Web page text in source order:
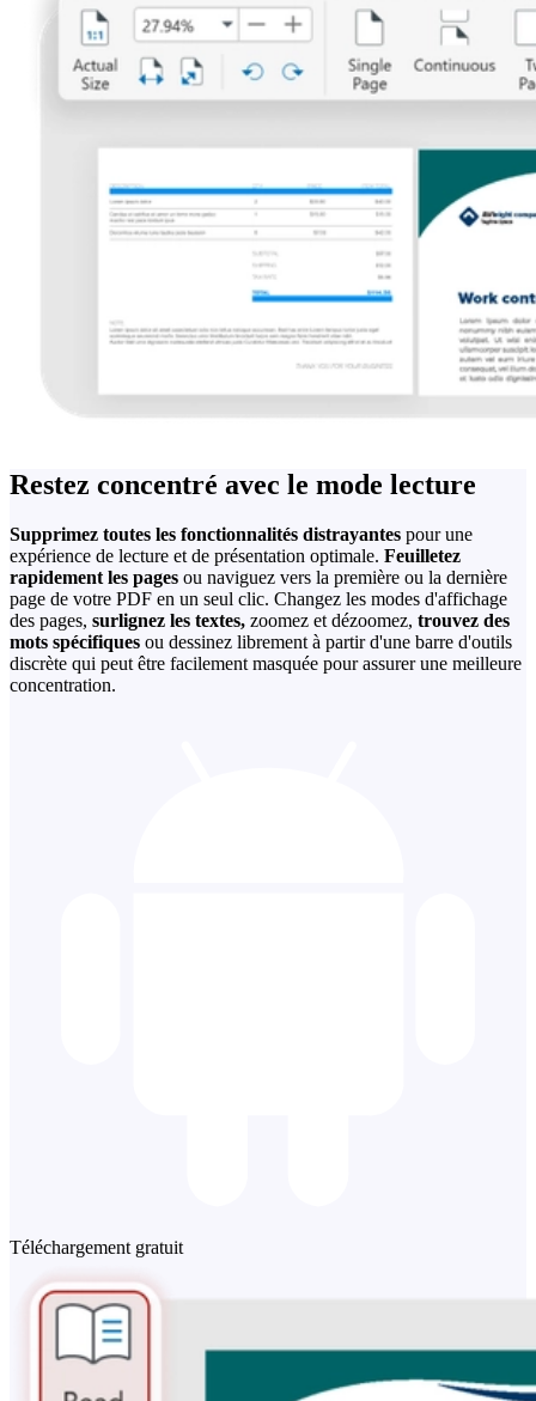
Restez concentré avec le mode lecture
Supprimez toutes les fonctionnalités distrayantes pour une
expérience de lecture et de présentation optimale. Feuilletez
rapidement les pages ou naviguez vers la première ou la dernière
page de votre PDF en un seul clic. Changez les modes d'affichage
des pages, surlignez les textes, zoomez et dézoomez, trouvez des
mots spécifiques ou dessinez librement à partir d'une barre d'outils
discrète qui peut être facilement masquée pour assurer une meilleure
concentration.
Téléchargement gratuit